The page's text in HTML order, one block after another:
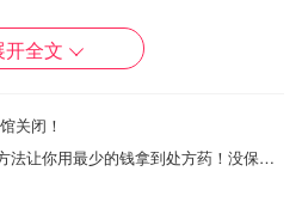
开全文
关闭！
美国买药太贵？这7个方法让你用最少的钱拿到处方药！没保险也不怕！